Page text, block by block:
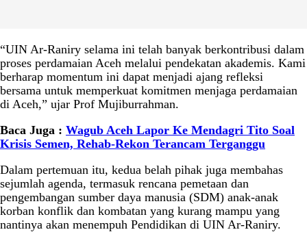
“UIN Ar-Raniry selama ini telah banyak berkontribusi dalam
proses perdamaian Aceh melalui pendekatan akademis. Kami
berharap momentum ini dapat menjadi ajang refleksi
bersama untuk memperkuat komitmen menjaga perdamaian
di Aceh,” ujar Prof Mujiburrahman.
Baca Juga : Wagub Aceh Lapor Ke Mendagri Tito Soal
Krisis Semen, Rehab-Rekon Terancam Terganggu
Dalam pertemuan itu, kedua belah pihak juga membahas
sejumlah agenda, termasuk rencana pemetaan dan
pengembangan sumber daya manusia (SDM) anak-anak
korban konflik dan kombatan yang kurang mampu yang
nantinya akan menempuh Pendidikan di UIN Ar-Raniry.